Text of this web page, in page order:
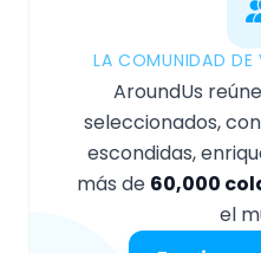
LA COMUNIDAD DE
AroundUs
seleccionados,
escondidas,
más de 60,000
el